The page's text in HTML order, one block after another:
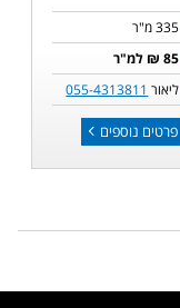
335 מ"ר
85 ₪ למ"ר
ליאור 055-4313811
פרטים נוספים